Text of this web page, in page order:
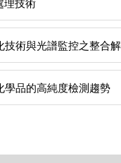
技術與光譜監控之整合
學品的高純度檢測趨勢